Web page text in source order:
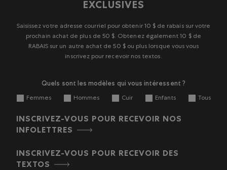
EXCLUSIVES
Saisissez votre adresse courriel pour obtenir 10 $ de rabais sur votre
prochain achat de plus de 50 $. Obtenez également 10 $ de
RABAIS sur un autre achat de 50 $ ou plus lorsque vous vous
inscrivez pour recevoir nos textos.
Quels sont les modèles qui vous intéressent ?
Femmes Hommes Cuir Enfants Tous
INSCRIVEZ-VOUS POUR RECEVOIR NOS
INFOLETTRES
INSCRIVEZ-VOUS POUR RECEVOIR DES
TEXTOS